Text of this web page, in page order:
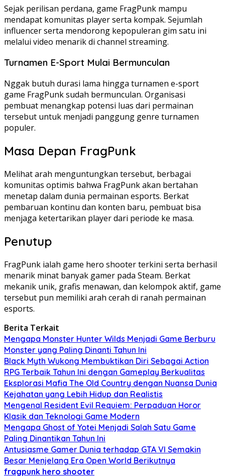
Sejak perilisan perdana, game FragPunk mampu
mendapat komunitas player serta kompak. Sejumlah
influencer serta mendorong kepopuleran gim satu ini
melalui video menarik di channel streaming.
Turnamen E-Sport Mulai Bermunculan
Nggak butuh durasi lama hingga turnamen e-sport
game FragPunk sudah bermunculan. Organisasi
pembuat menangkap potensi luas dari permainan
tersebut untuk menjadi panggung genre turnamen
populer.
Masa Depan FragPunk
Melihat arah menguntungkan tersebut, berbagai
komunitas optimis bahwa FragPunk akan bertahan
menetap dalam dunia permainan esports. Berkat
pembaruan kontinu dan konten baru, pembuat bisa
menjaga ketertarikan player dari periode ke masa.
Penutup
FragPunk ialah game hero shooter terkini serta berhasil
menarik minat banyak gamer pada Steam. Berkat
mekanik unik, grafis menawan, dan kelompok aktif, game
tersebut pun memiliki arah cerah di ranah permainan
esports.
Berita Terkait
Mengapa Monster Hunter Wilds Menjadi Game Berburu
Monster yang Paling Dinanti Tahun Ini
Black Myth Wukong Membuktikan Diri Sebagai Action
RPG Terbaik Tahun Ini dengan Gameplay Berkualitas
Eksplorasi Mafia The Old Country dengan Nuansa Dunia
Kejahatan yang Lebih Hidup dan Realistis
Mengenal Resident Evil Requiem: Perpaduan Horor
Klasik dan Teknologi Game Modern
Mengapa Ghost of Yotei Menjadi Salah Satu Game
Paling Dinantikan Tahun Ini
Antusiasme Gamer Dunia terhadap GTA VI Semakin
Besar Menjelang Era Open World Berikutnya
fragpunk hero shooter